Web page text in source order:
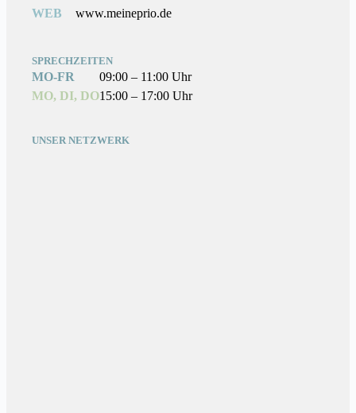
WEB
www.meineprio.de
SPRECHZEITEN
MO-FR
09:00 – 11:00 Uhr
MO, DI, DO15:00 – 17:00 Uhr
UNSER NETZWERK